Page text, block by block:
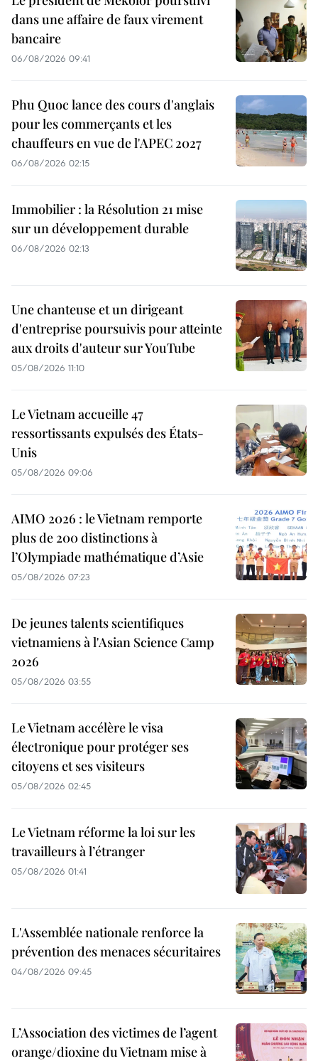
dans une affaire de faux virement
bancaire
06/08/2026 09:41
Phu Quoc lance des cours d'anglais
pour les commerçants et les
chauffeurs en vue de l'APEC 2027
06/08/2026 02:15
Immobilier : la Résolution 21 mise
sur un développement durable
06/08/2026 02:13
Une chanteuse et un dirigeant
d'entreprise poursuivis pour atteinte
aux droits d'auteur sur YouTube
05/08/2026 11:10
Le Vietnam accueille 47
ressortissants expulsés des États-
Unis
05/08/2026 09:06
AIMO 2026 : le Vietnam remporte
plus de 200 distinctions à
l’Olympiade mathématique d’Asie
05/08/2026 07:23
De jeunes talents scientifiques
vietnamiens à l'Asian Science Camp
2026
05/08/2026 03:55
Le Vietnam accélère le visa
électronique pour protéger ses
citoyens et ses visiteurs
05/08/2026 02:45
Le Vietnam réforme la loi sur les
travailleurs à l’étranger
05/08/2026 01:41
L'Assemblée nationale renforce la
prévention des menaces sécuritaires
04/08/2026 09:45
L’Association des victimes de l’agent
orange/dioxine du Vietnam mise à